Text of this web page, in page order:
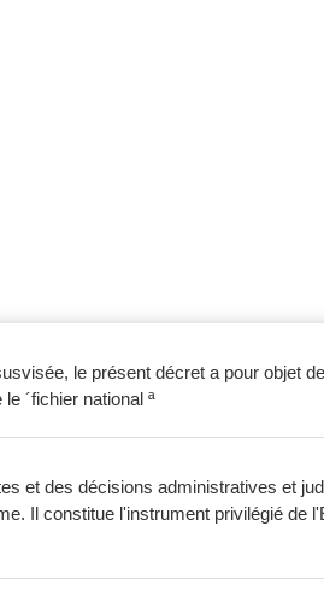
le présent décret a pour objet
´fichier national ª
et des décisions administratives et
Il constitue l'instrument privilégié de